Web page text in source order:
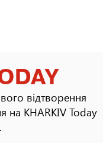
відтворення
на KHARKIV Today